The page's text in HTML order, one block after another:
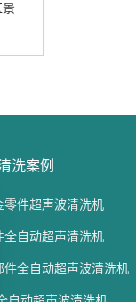
景
洗案例
零件超声波清洗机
全自动超声清洗机
件全自动超声波清洗机